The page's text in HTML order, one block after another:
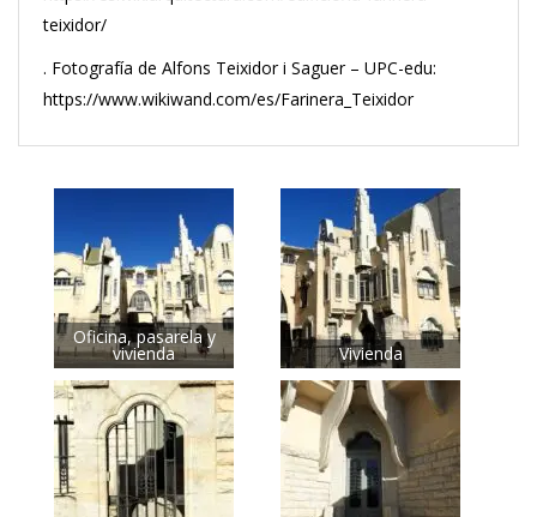
teixidor/
. Fotografía de Alfons Teixidor i Saguer – UPC-edu:
https://www.wikiwand.com/es/Farinera_Teixidor
Oficina, pasarela y
vivienda Vivienda